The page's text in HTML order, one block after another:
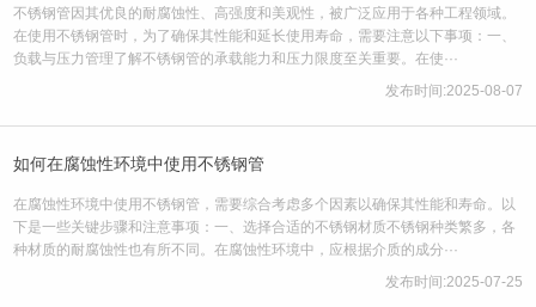
不锈钢管因其优良的耐腐蚀性、高强度和美观性，被广泛应用于各种工程领域。
在使用不锈钢管时，为了确保其性能和延长使用寿命，需要注意以下事项：一、
负载与压力管理了解不锈钢管的承载能力和压力限度至关重要。在使···
发布时间:2025-08-07
如何在腐蚀性环境中使用不锈钢管
在腐蚀性环境中使用不锈钢管，需要综合考虑多个因素以确保其性能和寿命。以
下是一些关键步骤和注意事项：一、选择合适的不锈钢材质不锈钢种类繁多，各
种材质的耐腐蚀性也有所不同。在腐蚀性环境中，应根据介质的成分···
发布时间:2025-07-25